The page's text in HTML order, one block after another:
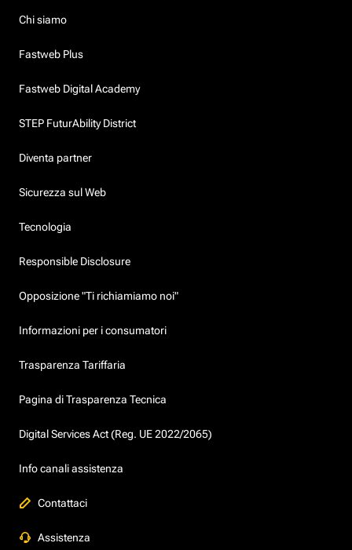
Chi siamo
Fastweb Plus
Fastweb Digital Academy
STEP FuturAbility District
Diventa partner
Sicurezza sul Web
Tecnologia
Responsible Disclosure
Opposizione "Ti richiamiamo noi"
Informazioni per i consumatori
Trasparenza Tariffaria
Pagina di Trasparenza Tecnica
Digital Services Act (Reg. UE 2022/2065)
Info canali assistenza
Contattaci
Assistenza